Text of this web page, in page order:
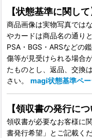
【状態基準に関して
商品画像は実物写真では
やカードは商品名の通り
PSA・BGS・ARSなどの
傷等が見受けられる場合
たものとし、返品、交換
さい。 magi状態基準ペ
【領収書の発行につ
領収書が必要なお客様に
書発行希望」とご記載くだ